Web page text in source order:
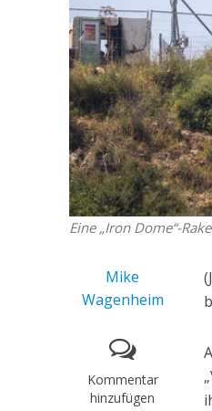
Eine „Iron Dome“-
Mike
Wagenheim
Kommentar
hinzufügen